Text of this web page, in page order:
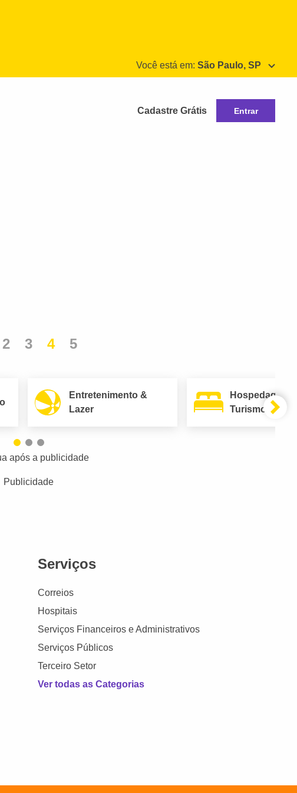
Você está em: São Paulo, SP
Cadastre Grátis Entrar
2 3 4 5
Entretenimento &
Lazer
Hospedagem
Turismo
após a publicidade
Publicidade
Serviços
Correios
Hospitais
Serviços Financeiros e Administrativos
Serviços Públicos
Terceiro Setor
Ver todas as Categorias